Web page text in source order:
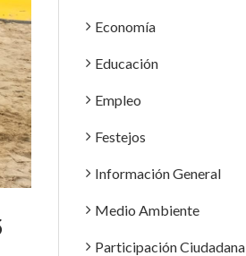
Economía
Educación
Empleo
Festejos
Información General
Medio Ambiente
Participación Ciudadana